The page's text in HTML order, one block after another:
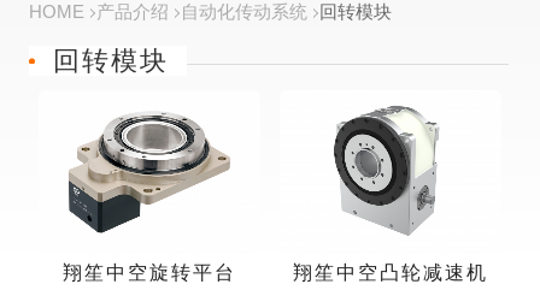
HOME 产品介绍 自动化传动系统 回转模块
回转模块
翔笙中空旋转平台 翔笙中空凸轮减速机